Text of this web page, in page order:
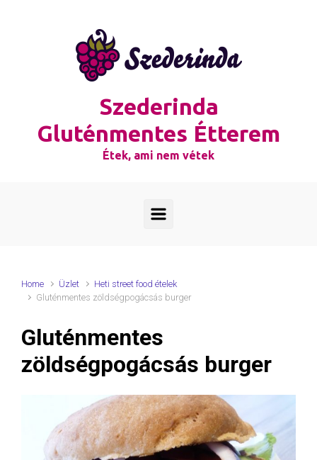
Szederinda
Gluténmentes Étterem
Étek, ami nem vétek
Home Üzlet
Heti street food ételek
Gluténmentes zöldségpogácsás burger
Gluténmentes
zöldségpogácsás burger